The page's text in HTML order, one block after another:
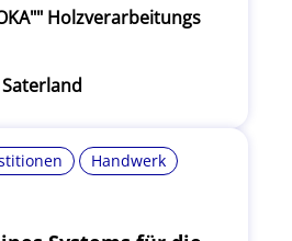
Holzverarbeitungs
Saterland
Handwerk